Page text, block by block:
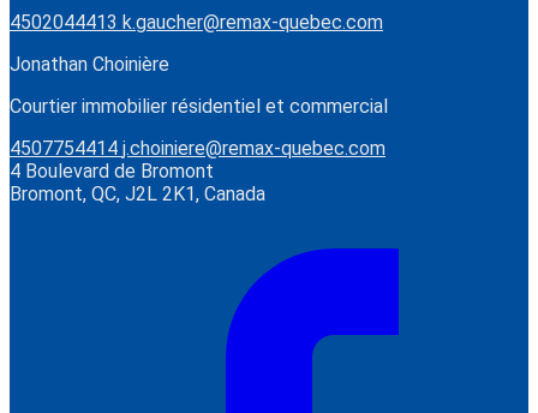
4502044413 k.gaucher@remax-quebec.com
Jonathan Choinière
Courtier immobilier résidentiel et commercial
4507754414 j.choiniere@remax-quebec.com
4 Boulevard de Bromont
Bromont, QC, J2L 2K1, Canada